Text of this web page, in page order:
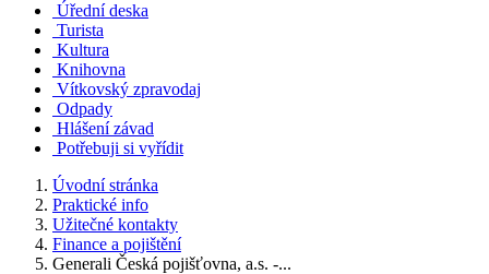
Úřední deska
Turista
Kultura
Knihovna
Vítkovský zpravodaj
Odpady
Hlášení závad
Potřebuji si vyřídit
Úvodní stránka
Praktické info
Užitečné kontakty
Finance a pojištění
Generali Česká pojišťovna, a.s. -...